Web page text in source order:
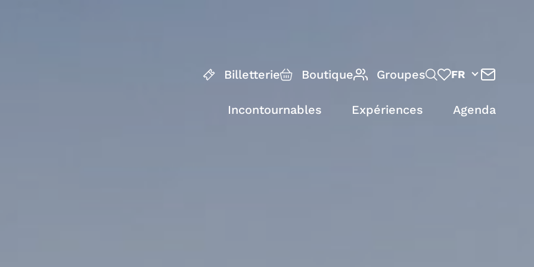
Billetterie Boutique Groupes FR
Incontournables Expériences Agenda